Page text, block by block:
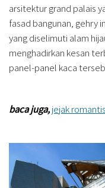
arsitektur grand palais
fasad bangunan, gehry
yang diselimuti alam
menghadirkan kesan
panel-panel kaca
baca juga,jejak